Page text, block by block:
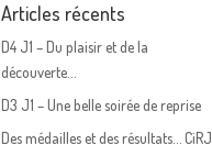
Articles récents
D4 J1 – Du plaisir et de la
découverte…
D3 J1 – Une belle soirée de reprise
Des médailles et des résultats… CiRJ